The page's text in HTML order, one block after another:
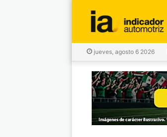
jueves, agosto 6 2026